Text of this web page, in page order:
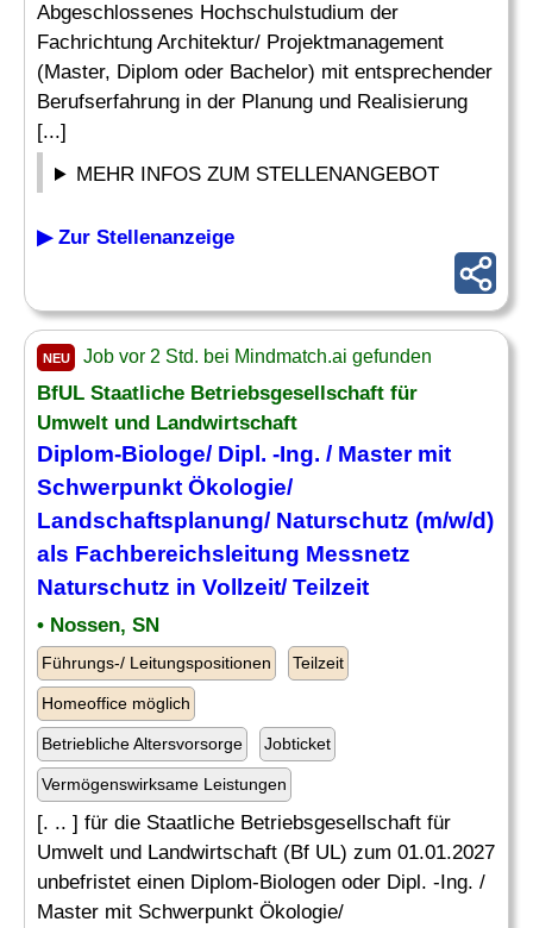
Abgeschlossenes Hochschulstudium der
Fachrichtung Architektur/ Projektmanagement
(Master, Diplom oder Bachelor) mit entsprechender
Berufserfahrung in der Planung und Realisierung
[...]
MEHR INFOS ZUM STELLENANGEBOT
▶ Zur Stellenanzeige
NEU Job vor 2 Std. bei Mindmatch.ai gefunden
BfUL Staatliche Betriebsgesellschaft für
Umwelt und Landwirtschaft
Diplom-Biologe/ Dipl. -Ing. / Master mit
Schwerpunkt Ökologie/
Landschaftsplanung/ Naturschutz (m/w/d)
als Fachbereichsleitung Messnetz
Naturschutz in Vollzeit/ Teilzeit
• Nossen, SN
Führungs-/ Leitungspositionen Teilzeit
Homeoffice möglich
Betriebliche Altersvorsorge Jobticket
Vermögenswirksame Leistungen
[. .. ] für die Staatliche Betriebsgesellschaft für
Umwelt und Landwirtschaft (Bf UL) zum 01.01.2027
unbefristet einen Diplom-Biologen oder Dipl. -Ing. /
Master mit Schwerpunkt Ökologie/